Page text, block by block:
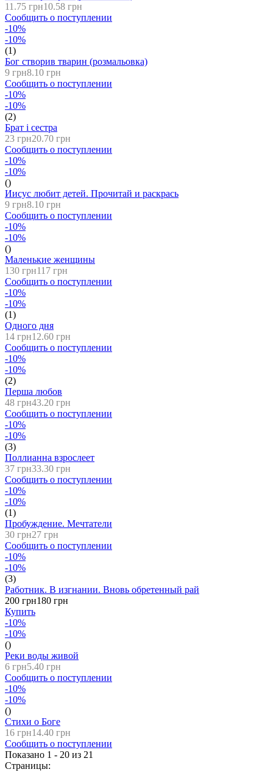
11.75 грн10.58 грн
Сообщить о поступлении
-10%
-10%
(1)
Бог створив тварин (розмальовка)
9 грн8.10 грн
Сообщить о поступлении
-10%
-10%
(2)
Брат і сестра
23 грн20.70 грн
Сообщить о поступлении
-10%
-10%
()
Иисус любит детей. Прочитай и раскрась
9 грн8.10 грн
Сообщить о поступлении
-10%
-10%
()
Маленькие женщины
130 грн117 грн
Сообщить о поступлении
-10%
-10%
(1)
Одного дня
14 грн12.60 грн
Сообщить о поступлении
-10%
-10%
(2)
Перша любов
48 грн43.20 грн
Сообщить о поступлении
-10%
-10%
(3)
Поллианна взрослеет
37 грн33.30 грн
Сообщить о поступлении
-10%
-10%
(1)
Пробуждение. Мечтатели
30 грн27 грн
Сообщить о поступлении
-10%
-10%
(3)
Работник. В изгнании. Вновь обретенный рай
200 грн180 грн
Купить
-10%
-10%
()
Реки воды живой
6 грн5.40 грн
Сообщить о поступлении
-10%
-10%
()
Стихи о Боге
16 грн14.40 грн
Сообщить о поступлении
Показано 1 - 20 из 21
Страницы: